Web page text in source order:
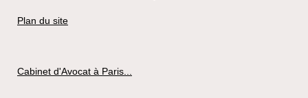
Plan du site
Cabinet d'Avocat à Paris...